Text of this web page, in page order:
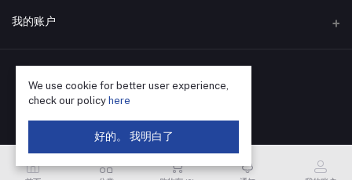
地址
电话
400-655-8788
SZ@VBsemi.com
我的账户
登录
订单历史
跟踪订单
We use cookie for better user experience,
check our policy here
好的。 我明白了